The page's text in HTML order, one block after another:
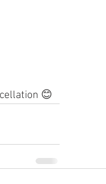
😊